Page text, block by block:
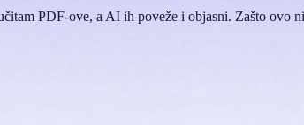
PDF-ove, a AI ih poveže i objasni. Zašto ovo